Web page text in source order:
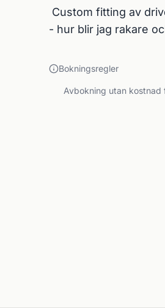
- hur blir jag rakare
Bokningsregler
Avbokning utan kostnad